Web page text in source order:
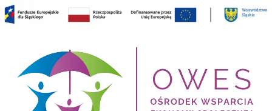
Skip
to